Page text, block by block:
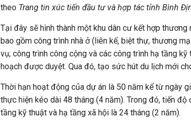
theo Trang tin xúc tiến đầu tư và hợp tác tỉnh Bình
Tại đây sẽ hình thành một khu dân cư kết hợp
bao gồm công trình nhà ở (liên kế, biệt thự, thương
vụ; công trình công cộng và các công trình hạ tầng
hoạch được duyệt. Qua đó, tạo sức hút du lịch mới
Thời hạn hoạt động của dự án là 50 năm kể từ ngày
thực hiện kéo dài 48 tháng (4 năm). Trong đó, tiến
tầng kỹ thuật và hạ tầng xã hội là 24 tháng (2 năm).